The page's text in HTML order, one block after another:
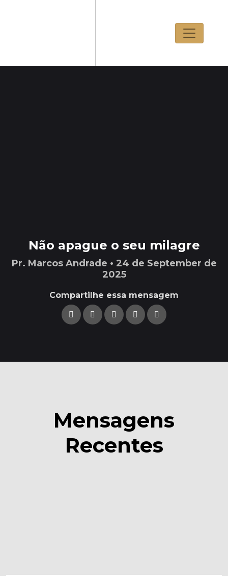
Não apague o seu milagre
Pr. Marcos Andrade • 24 de September de
2025
Compartilhe essa mensagem
Mensagens
Recentes